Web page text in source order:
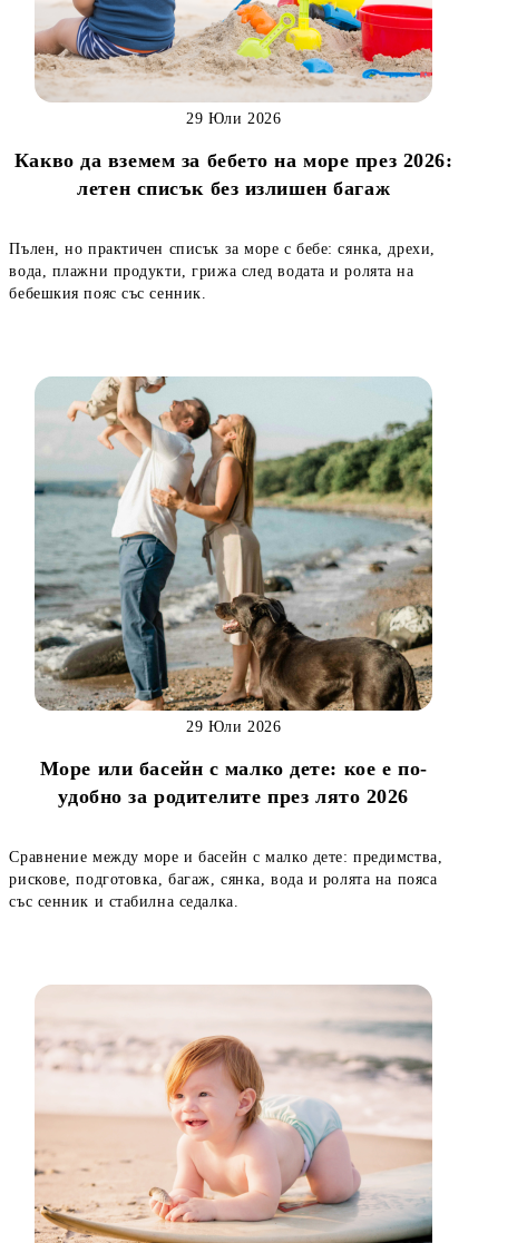
Какво да вземем за бебето на море през 2026:
летен списък без излишен багаж
29 Юли 2026
Пълен, но практичен списък за море с бебе: сянка, дрехи,
вода, плажни продукти, грижа след водата и ролята на
бебешкия пояс със сенник.
Море или басейн с малко дете: кое е по-
удобно за родителите през лято 2026
29 Юли 2026
Сравнение между море и басейн с малко дете: предимства,
рискове, подготовка, багаж, сянка, вода и ролята на пояса
със сенник и стабилна седалка.